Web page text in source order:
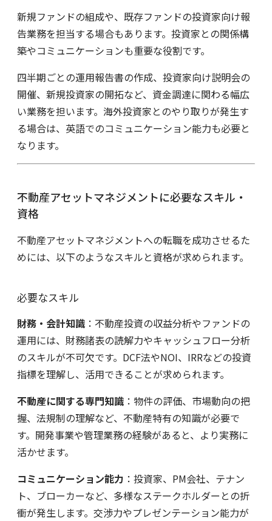
新規ファンドの組成や、既存ファンドの投資家向け報
告業務を担当する場合もあります。投資家との関係構
築やコミュニケーションも重要な役割です。
四半期ごとの運用報告書の作成、投資家向け説明会の
開催、新規投資家の開拓など、資金調達に関わる幅広
い業務を担います。海外投資家とのやり取りが発生す
る場合は、英語でのコミュニケーション能力も必要と
なります。
不動産アセットマネジメントに必要なスキル・
資格
不動産アセットマネジメントへの転職を成功させるた
めには、以下のようなスキルと資格が求められます。
必要なスキル
財務・会計知識 ：不動産投資の収益分析やファンドの
運用には、財務諸表の読解力やキャッシュフロー分析
のスキルが不可欠です。DCF法やNOI、IRRなどの投資
指標を理解し、活用できることが求められます。
不動産に関する専門知識 ：物件の評価、市場動向の把
握、法規制の理解など、不動産特有の知識が必要で
す。開発事業や管理業務の経験があると、より実務に
活かせます。
コミュニケーション能力 ：投資家、PM会社、テナン
ト、ブローカーなど、多様なステークホルダーとの折
衝が発生します。交渉力やプレゼンテーション能力が